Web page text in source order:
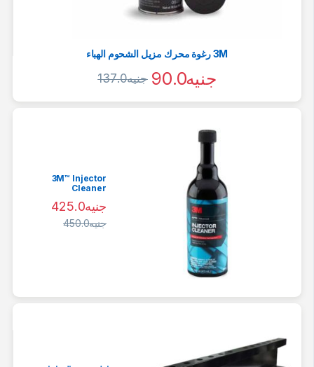
3M رغوة محرك مزيل الشحوم الهباء
جنيه90.0 جنيه137.0
3M™ Injector
Cleaner
جنيه425.0
جنيه450.0